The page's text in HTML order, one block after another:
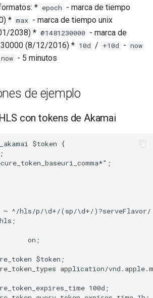
* epoch - marca de tiempo
* max - marca de tiempo unix
2038) * @1481230000 - marca de
(8/12/2016) * 10d / +10d - now
now - 5 minutos
de ejemplo
con tokens de Akamai
$token {
~ ^/hls/p/\d+/(sp/\d+/)?serveFlavor/
on;
$token;
application/
100d;